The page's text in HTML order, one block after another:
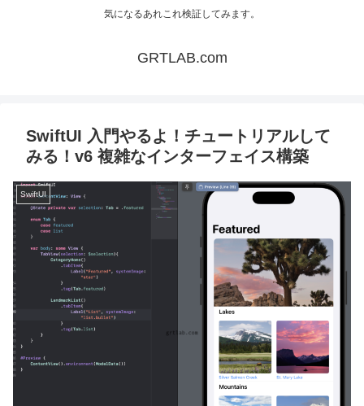
気になるあれこれ検証してみます。
GRTLAB.com
SwiftUI 入門やるよ！チュートリアルして
みる！v6 複雑なインターフェイス構築
SwiftUI